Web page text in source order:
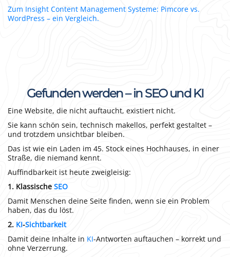
Zum Insight Content Management Systeme: Pimcore vs.
WordPress – ein Vergleich.
Gefunden werden – in SEO und KI
Eine Website, die nicht auftaucht, existiert nicht.
Sie kann schön sein, technisch makellos, perfekt gestaltet –
und trotzdem unsichtbar bleiben.
Das ist wie ein Laden im 45. Stock eines Hochhauses, in einer
Straße, die niemand kennt.
Auffindbarkeit ist heute zweigleisig:
1. Klassische SEO
Damit Menschen deine Seite finden, wenn sie ein Problem
haben, das du löst.
2. KI-Sichtbarkeit
Damit deine Inhalte in KI-Antworten auftauchen – korrekt und
ohne Verzerrung.